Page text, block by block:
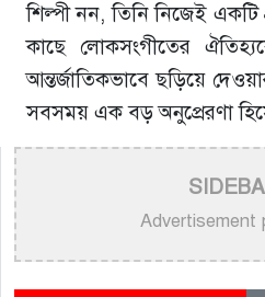
শিল্পী নন, তিনি নিজেই একটি
কাছে লোকসংগীতের
আন্তর্জাতিকভাবে ছড়িয়ে
সবসময় এক বড় অনুপ্রেরণা
Advertisement